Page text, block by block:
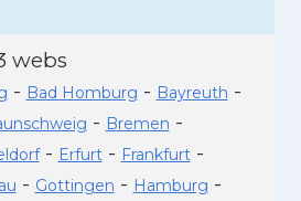
webs
- Bad Homburg - Bayreuth -
- Bremen -
- Erfurt- Frankfurt-
- Gottingen - Hamburg -